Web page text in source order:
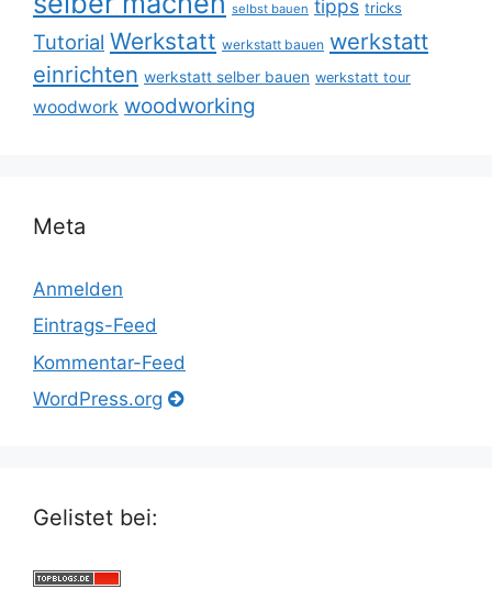
selbst bauen tipps tricks
Tutorial Werkstatt werkstatt bauen werkstatt
einrichten werkstatt selber bauen werkstatt tour
woodwork woodworking
Meta
Anmelden
Eintrags-Feed
Kommentar-Feed
WordPress.org
Gelistet bei: